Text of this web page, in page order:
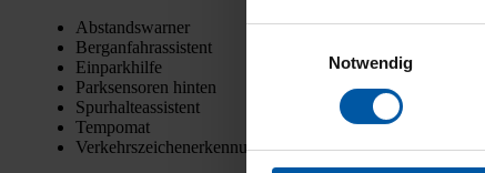
Notwendig
Abstands­war­ner
Berg­an­fahr­as­sis­tent
Ein­park­hil­fe
Park­sen­so­ren hin­ten
Spur­hal­te­as­sis­tent
Tem­po­mat
Ver­kehrs­zei­chen­er­ken­nung